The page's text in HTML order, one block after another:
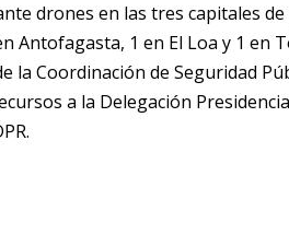
drones en las tres capitales
Antofagasta, 1 en El Loa y 1 en
la Coordinación de Seguridad
a la Delegación